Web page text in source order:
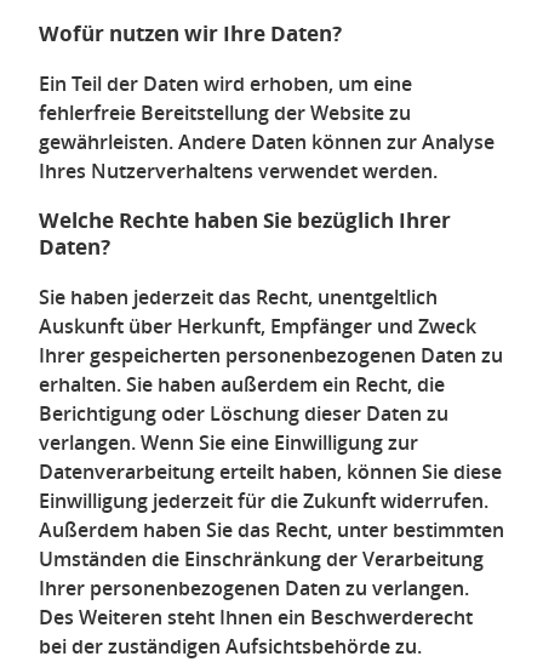
Wofür nutzen wir Ihre Daten?
Ein Teil der Daten wird erhoben, um eine
fehlerfreie Bereitstellung der Website zu
gewährleisten. Andere Daten können zur Analyse
Ihres Nutzerverhaltens verwendet werden.
Welche Rechte haben Sie bezüglich Ihrer
Daten?
Sie haben jederzeit das Recht, unentgeltlich
Auskunft über Herkunft, Empfänger und Zweck
Ihrer gespeicherten personenbezogenen Daten zu
erhalten. Sie haben außerdem ein Recht, die
Berichtigung oder Löschung dieser Daten zu
verlangen. Wenn Sie eine Einwilligung zur
Datenverarbeitung erteilt haben, können Sie diese
Einwilligung jederzeit für die Zukunft widerrufen.
Außerdem haben Sie das Recht, unter bestimmten
Umständen die Einschränkung der Verarbeitung
Ihrer personenbezogenen Daten zu verlangen.
Des Weiteren steht Ihnen ein Beschwerderecht
bei der zuständigen Aufsichtsbehörde zu.